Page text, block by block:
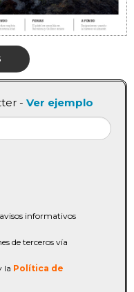
- Ver ejemplo
informativos
de terceros vía
la Política de